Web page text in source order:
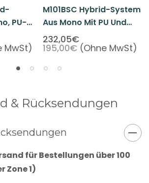
PU-
MwSt)
M101BSC Hybrid-System
Aus Mono Mit PU Und
Doppelt Gefalteter Lace
Front
232,05€
195,00€ (Ohne MwSt)
& Rücksendungen
für Bestellungen über 100
Zone 1)